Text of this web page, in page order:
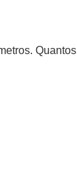
Quantos